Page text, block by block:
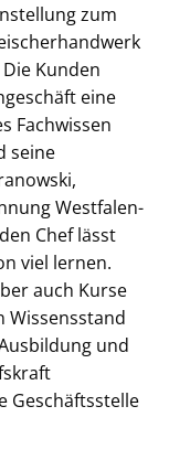
zum
Kunden
eine
Fachwissen
seine
Westfalen-
Chef lässt
viel lernen.
auch Kurse
Wissensstand
und
Geschäftsstelle